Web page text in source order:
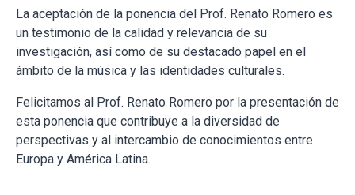
La aceptación de la ponencia del Prof. Renato Romero es
un testimonio de la calidad y relevancia de su
investigación, así como de su destacado papel en el
ámbito de la música y las identidades culturales.
Felicitamos al Prof. Renato Romero por la presentación de
esta ponencia que contribuye a la diversidad de
perspectivas y al intercambio de conocimientos entre
Europa y América Latina.